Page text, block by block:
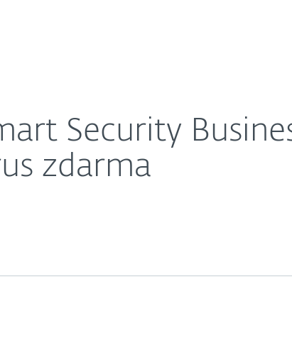
Security
zdarma